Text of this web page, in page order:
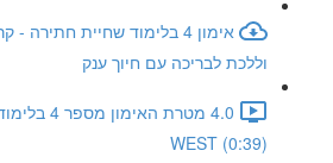
אימון 4 בלימוד שחיית
וללכת לבריכה עם חיוך ענק
4.0 מטרת
WEST (0:39)